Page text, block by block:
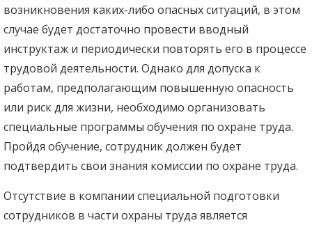
возникновения каких-либо опасных ситуаций, в этом
случае будет достаточно провести вводный
инструктаж и периодически повторять его в процессе
трудовой деятельности. Однако для допуска к
работам, предполагающим повышенную опасность
или риск для жизни, необходимо организовать
специальные программы обучения по охране труда.
Пройдя обучение, сотрудник должен будет
подтвердить свои знания комиссии по охране труда.
Отсутствие в компании специальной подготовки
сотрудников в части охраны труда является